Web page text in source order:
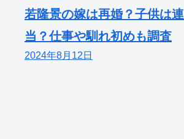
若隆景の嫁は再婚？子供は
当？仕事や馴れ初めも調査
2024年8月12日